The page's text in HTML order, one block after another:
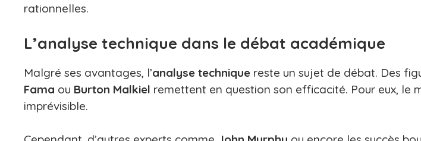
rationnelles.
L’analyse technique dans le débat académique
Malgré ses avantages, l’analyse technique reste un sujet de débat. Des
Fama ou Burton Malkiel remettent en question son efficacité. Pour eux, le
imprévisible.